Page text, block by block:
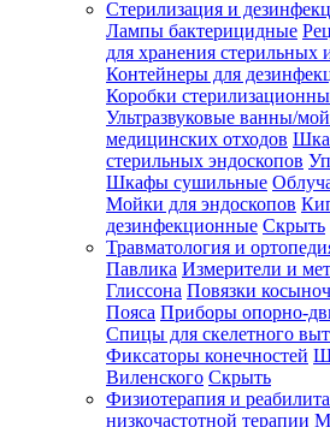
Стерилизация и
Лампы бактерицидные
для хранения стерильных
Контейнеры для
Коробки
Ультразвуковые ванны/
медицинских отходов
стерильных эндоскопов
Шкафы сушильные
Мойки для эндоскопов
дезинфекционные Скрыть
Травматология и
Павлика Измерители и
Глиссона Повязки
Пояса Приборы опорно-
Спицы для скелетного
Фиксаторы конечностей
Виленского Скрыть
Физиотерапия и
низкочастотной терапии